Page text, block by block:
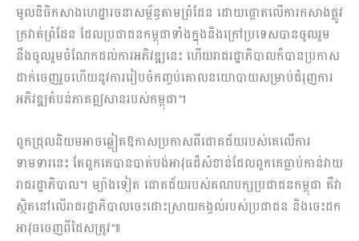
មូលនិធិកសាងហេដ្ឋារចនាសម្ព័ន្ធតាមព្រំដែន ដោយផ្តោតលើការកសាងផ្លូវ
ក្រវាត់ព្រំដែន ដែលប្រជាជនកម្ពុជាទាំងក្នុងនិងក្រៅប្រទេសបានចូលរួម
នឹងចូលរួមចំណែកដល់ការអភិវឌ្ឍនេះ ហើយរាជរដ្ឋាភិបាលក៏បានប្រកាស
ដាក់ចេញរួចហើយនូវការរៀបចំកញ្ចប់គោលនយោបាយសម្រាប់ជំរុញការ
អភិវឌ្ឍតំបន់ភាគឦសានរបស់កម្ពុជា​។
ពួកជ្រុលនិយមអាចឆ្លៀតឱកាសប្រកាសពីជោគជ័យរបស់គេលើការ
ទាមទារនេះ តែពួកគេបានបាត់បង់អាវុធដ៏សំខាន់ដែលពួកគេធ្លាប់កាន់វាយ
រាជរដ្ឋាភិបាល។ ម្យ៉ាងទៀត ជោគជ័យរបស់គណបក្សប្រជាជនកម្ពុជា គឺវា
ស្ថិតនៅលើរាជរដ្ឋាភិបាលចេះដោះស្រាយកង្វល់របស់ប្រជាជន និងចេះដក
អាវុធចេញពីដៃសត្រូវ៕